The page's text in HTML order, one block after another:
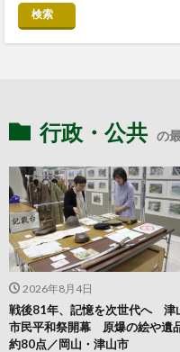
検索
行政・公共 の
2026年8月4日
戦後81年、記憶を次世代へ 津
市民平和祭開幕 原爆の絵や遺
約80点／岡山・津山市